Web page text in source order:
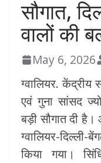
सौगात,
वालों की
May 6, 2026
ग्वालियर. केंद्रीय
एवं गुना सांसद
बड़ी सौगात दी
ग्वालियर-
किया गया।